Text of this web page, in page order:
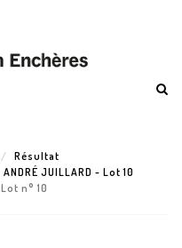
Résultat
ANDRÉ JUILLARD - Lot 10
Lot n° 10